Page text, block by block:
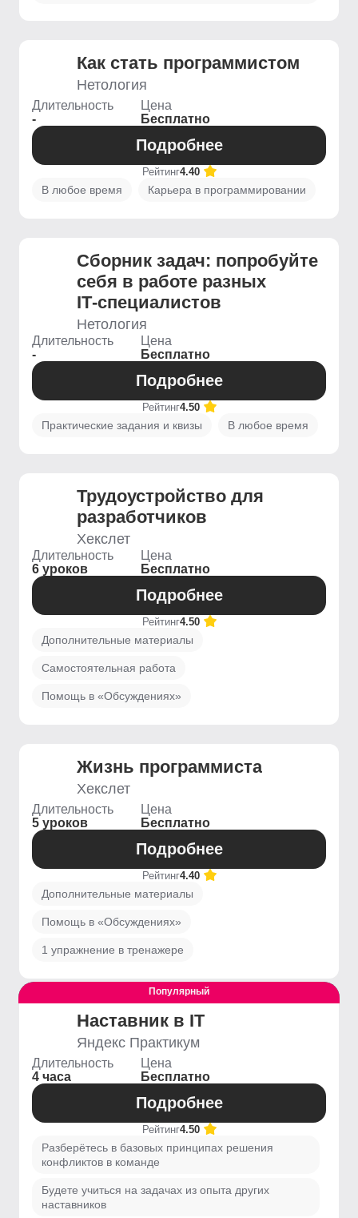
Как стать программистом
Нетология
Длительность
-
Цена
Бесплатно
Подробнее
Рейтинг4.40
В любое время Карьера в программировании
Сборник задач: попробуйте
себя в работе разных
IT‑специалистов
Нетология
Длительность
-
Цена
Бесплатно
Подробнее
Рейтинг4.50
Практические задания и квизы В любое время
Трудоустройство для
разработчиков
Хекслет
Длительность
6 уроков
Цена
Бесплатно
Подробнее
Рейтинг4.50
Дополнительные материалы
Самостоятельная работа
Помощь в «Обсуждениях»
Жизнь программиста
Хекслет
Длительность
5 уроков
Цена
Бесплатно
Подробнее
Рейтинг4.40
Дополнительные материалы
Помощь в «Обсуждениях»
1 упражнение в тренажере
Выгодный
Популярный
Наставник в IT
Яндекс Практикум
Длительность
4 часа
Цена
Бесплатно
Подробнее
Рейтинг4.50
Разберётесь в базовых принципах решения
конфликтов в команде
Будете учиться на задачах из опыта других
наставников